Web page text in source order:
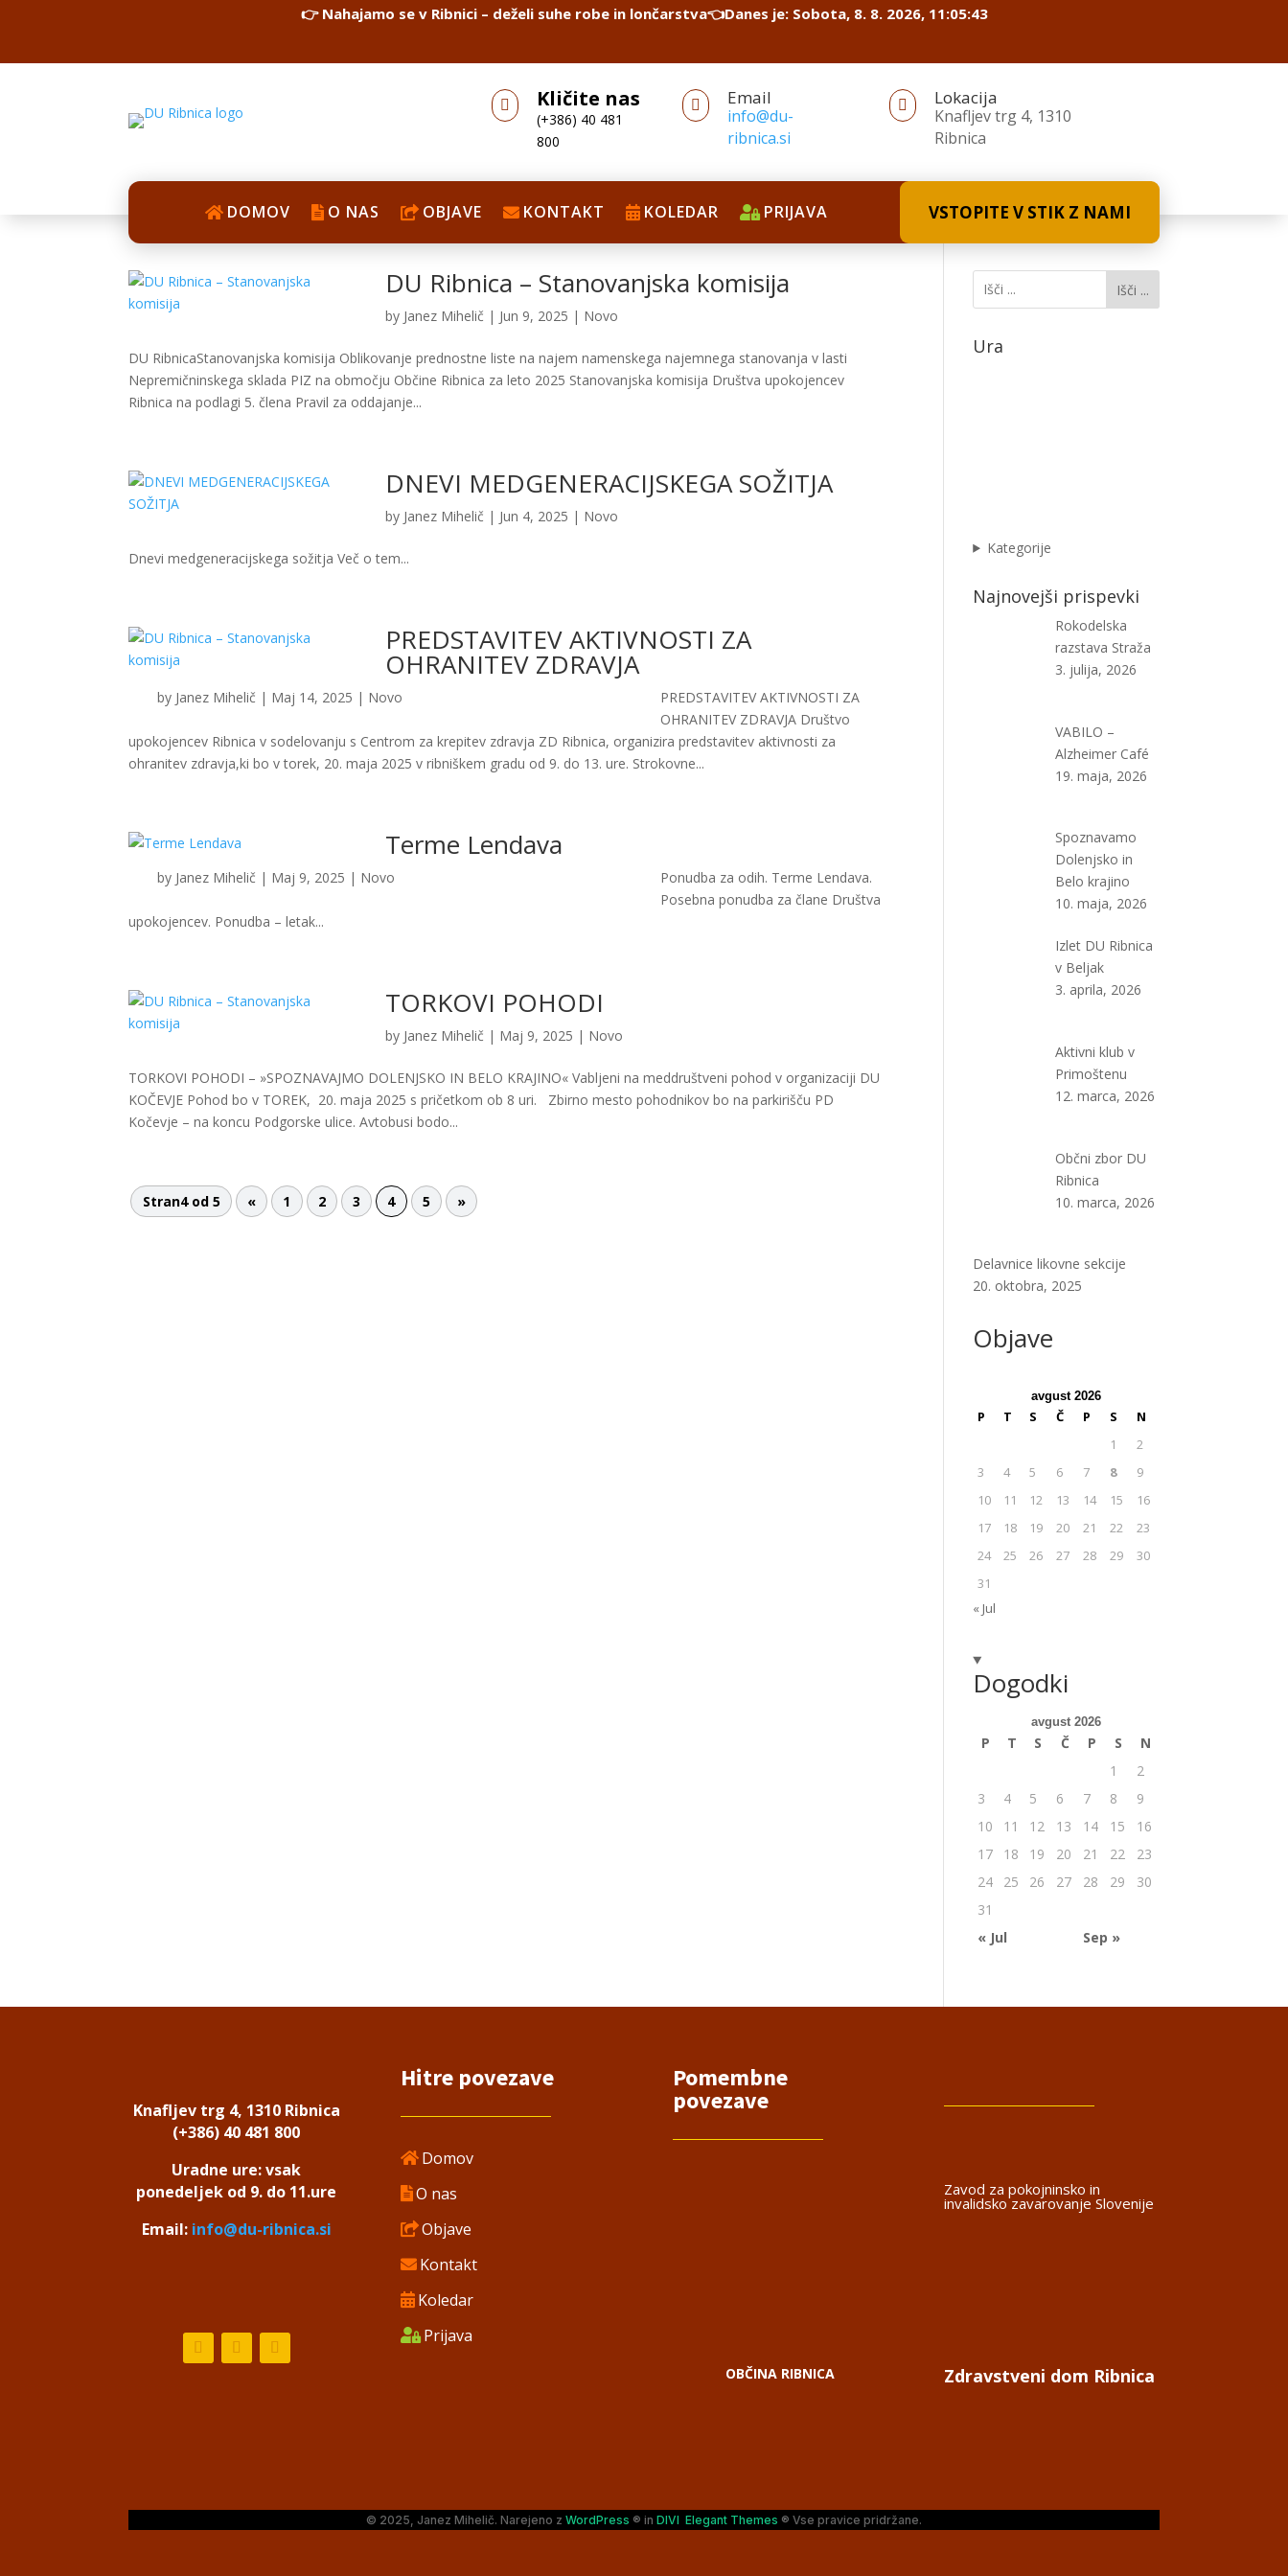
👉 Nahajamo se v Ribnici – deželi suhe robe in lončarstva👈Danes je: Sobota, 8. 8. 2026, 11:05:44
 Kličite nas
(+386) 40 481
800
 Email
info@du-
ribnica.si
 Lokacija
Knafljev trg 4, 1310
Ribnica
DOMOV O NAS OBJAVE KONTAKT KOLEDAR PRIJAVA VSTOPITE V STIK Z NAMI
DU Ribnica – Stanovanjska komisija
by Janez Mihelič | Jun 9, 2025 | Novo
DU RibnicaStanovanjska komisija Oblikovanje prednostne liste na najem namenskega najemnega stanovanja v lasti
Nepremičninskega sklada PIZ na območju Občine Ribnica za leto 2025 Stanovanjska komisija Društva upokojencev
Ribnica na podlagi 5. člena Pravil za oddajanje...
DNEVI MEDGENERACIJSKEGA SOŽITJA
by Janez Mihelič | Jun 4, 2025 | Novo
Dnevi medgeneracijskega sožitja Več o tem...
PREDSTAVITEV AKTIVNOSTI ZA
OHRANITEV ZDRAVJA
by Janez Mihelič | Maj 14, 2025 | Novo
PREDSTAVITEV AKTIVNOSTI ZA
OHRANITEV ZDRAVJA Društvo
upokojencev Ribnica v sodelovanju s Centrom za krepitev zdravja ZD Ribnica, organizira predstavitev aktivnosti za
ohranitev zdravja,ki bo v torek, 20. maja 2025 v ribniškem gradu od 9. do 13. ure. Strokovne...
Terme Lendava
by Janez Mihelič | Maj 9, 2025 | Novo
Ponudba za odih. Terme Lendava.
Posebna ponudba za člane Društva
upokojencev. Ponudba – letak...
TORKOVI POHODI
by Janez Mihelič | Maj 9, 2025 | Novo
TORKOVI POHODI – »SPOZNAVAJMO DOLENJSKO IN BELO KRAJINO« Vabljeni na meddruštveni pohod v organizaciji DU
KOČEVJE Pohod bo v TOREK, 20. maja 2025 s pričetkom ob 8 uri. Zbirno mesto pohodnikov bo na parkirišču PD
Kočevje – na koncu Podgorske ulice. Avtobusi bodo...
Stran4 od 5 « 1 2 3 4 5 »
Išči ...
Ura
Kategorije
Najnovejši prispevki
Rokodelska
razstava Straža
3. julija, 2026
VABILO –
Alzheimer Café
19. maja, 2026
Spoznavamo
Dolenjsko in
Belo krajino
10. maja, 2026
Izlet DU Ribnica
v Beljak
3. aprila, 2026
Aktivni klub v
Primoštenu
12. marca, 2026
Občni zbor DU
Ribnica
10. marca, 2026
Delavnice likovne sekcije
20. oktobra, 2025
Objave
avgust 2026
P T S Č P S
N
1
2
3
4 5 6 7 8
9
10
11 12 13 14 15
16
17
18 19 20 21 22
23
24
25 26 27 28 29
30
31
« Jul
Dogodki
avgust 2026
P T S Č P S
N
1
2
3
4 5 6 7 8
9
10
11 12 13 14 15
16
17
18 19 20 21 22
23
24
25 26 27 28 29
30
31
« Jul
Sep »
Knafljev trg 4, 1310 Ribnica
(+386) 40 481 800
Uradne ure: vsak
ponedeljek od 9. do 11.ure
Email: info@du-ribnica.si
Hitre povezave
Domov
O nas
Objave
Kontakt
Koledar
Prijava
Pomembne
povezave
OBČINA RIBNICA
Zavod za pokojninsko in
invalidsko zavarovanje Slovenije
Zdravstveni dom Ribnica
© 2025, Janez Mihelič. Narejeno z WordPress ® in DIVI Elegant Themes ® Vse pravice pridržane.